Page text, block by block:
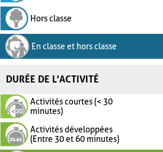
Hors classe
En classe et hors classe
DURÉE DE L'ACTIVITÉ
Activités courtes (< 30
minutes)
Activités développées
(Entre 30 et 60 minutes)